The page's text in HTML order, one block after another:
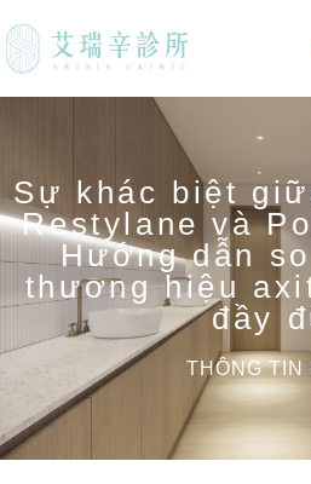
Sự khác biệt
Restylane và
Hướng dẫn
thương hiệu
đầy
THÔNG TIN